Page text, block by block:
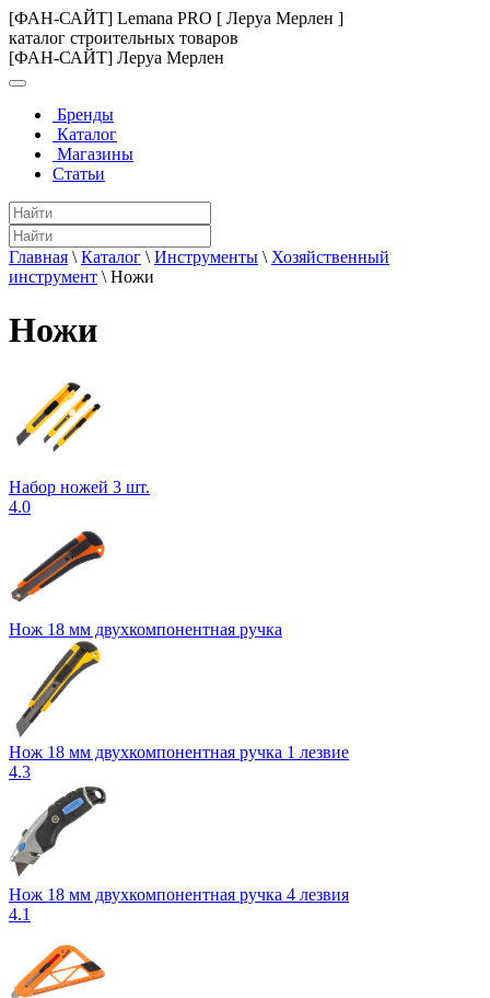
[ФАН-САЙТ] Lemana PRO [ Леруа Мерлен ]
каталог строительных товаров
[ФАН-САЙТ] Леруа Мерлен
Бренды
Каталог
Магазины
Статьи
Главная \ Каталог \ Инструменты \ Хозяйственный
инструмент \ Ножи
Ножи
Набор ножей 3 шт.
4.0
Нож 18 мм двухкомпонентная ручка
Нож 18 мм двухкомпонентная ручка 1 лезвие
4.3
Нож 18 мм двухкомпонентная ручка 4 лезвия
4.1